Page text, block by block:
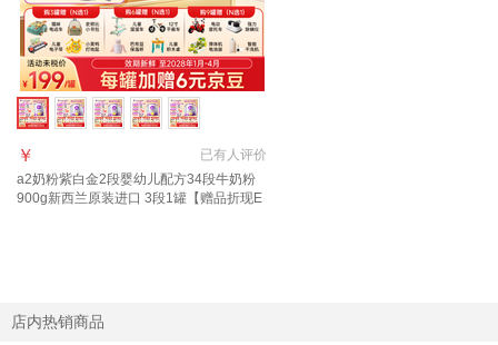
已有人评价
￥
a2奶粉紫白金2段婴幼儿配方34段牛奶粉
900g新西兰原装进口 3段1罐【赠品折现E
店内热销商品